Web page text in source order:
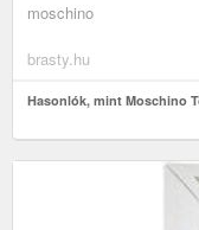
moschino
brasty.hu
Hasonlók, mint Moschino